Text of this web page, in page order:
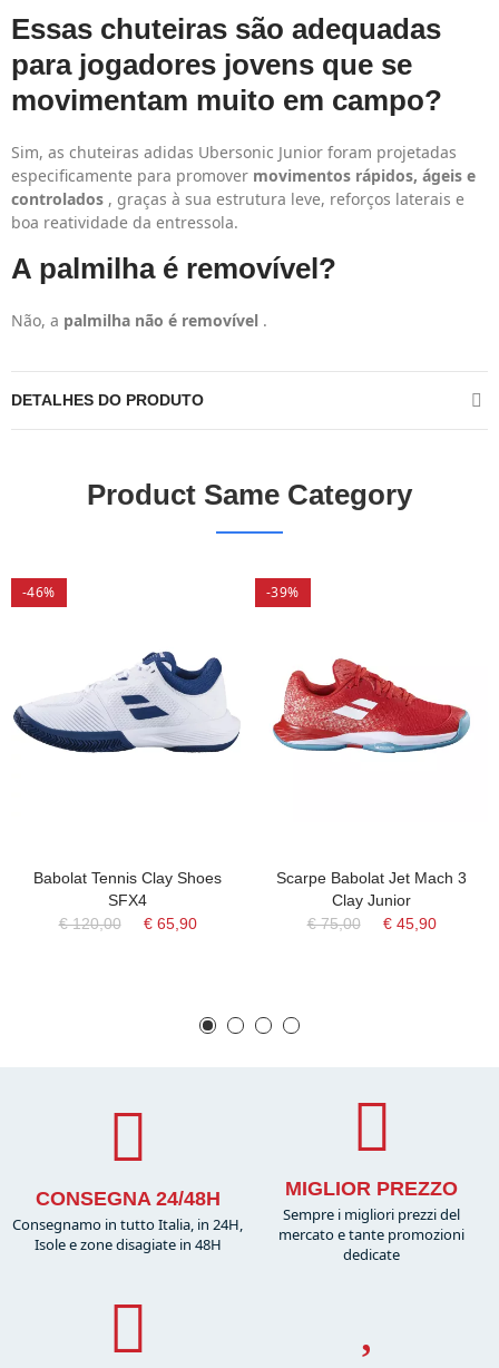
Essas chuteiras são adequadas
para jogadores jovens que se
movimentam muito em campo?
Sim, as chuteiras adidas Ubersonic Junior foram projetadas
especificamente para promover movimentos rápidos, ágeis e
controlados , graças à sua estrutura leve, reforços laterais e
boa reatividade da entressola.
A palmilha é removível?
Não, a palmilha não é removível .
DETALHES DO PRODUTO
Product Same Category
-46%
Babolat Tennis Clay Shoes
SFX4
€ 120,00
€ 65,90
-39%
Scarpe Babolat Jet Mach 3
Clay Junior
€ 75,00
€ 45,90
CONSEGNA 24/48H
Consegnamo in tutto Italia, in 24H,
Isole e zone disagiate in 48H
MIGLIOR PREZZO
Sempre i migliori prezzi del
mercato e tante promozioni
dedicate